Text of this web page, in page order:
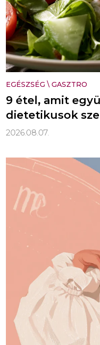
EGÉSZSÉG \ GASZTRO
9 étel, amit
dietetikusok
2026.08.07.